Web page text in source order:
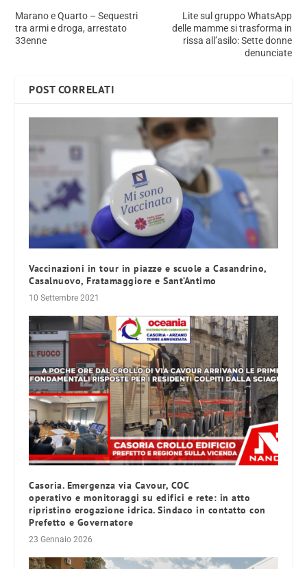
Marano e Quarto – Sequestri
tra armi e droga, arrestato
33enne
Lite sul gruppo WhatsApp
delle mamme si trasforma in
rissa all’asilo: Sette donne
denunciate
POST CORRELATI
Vaccinazioni in tour in piazze e scuole a Casandrino,
Casalnuovo, Fratamaggiore e Sant’Antimo
10 Settembre 2021
Casoria. Emergenza via Cavour, COC
operativo e monitoraggi su edifici e rete: in atto
ripristino erogazione idrica. Sindaco in contatto con
Prefetto e Governatore
23 Gennaio 2026